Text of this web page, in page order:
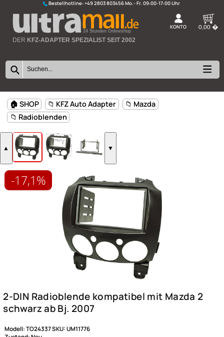
Bestellhotline:+49 2803 803456
24 Stunden Onlineshop
🏠 SHOP 📁 KFZ Auto Adapter
📁 Radioblenden
▲
-17,1%